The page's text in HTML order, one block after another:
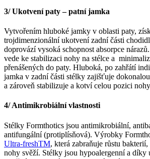
3/ Ukotvení paty – patní jamka
Vytvořením hluboké jamky v oblasti paty,
trojdimenzionální ukotvení zadní části
doprovází vysoká schopnost absorpce
vede ke stabilizaci nohy na stélce a
přenášených do paty. Hluboká, po zahřátí
jamka v zadní části stélky zajišťuje
a zároveň stabilizuje a kotví celou pozici
4/ Antimikrobiální vlastnosti
Stélky Formthotics jsou antimikrobiální,
antifungální (protiplísňová). Výrobky
Ultra-freshTM, která zabraňuje růstu
nohy svěží. Stélky jsou hypoalergenní a díky